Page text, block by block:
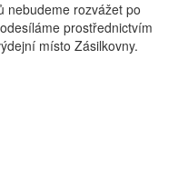
online, Čerstvé potraviny
a okolí doprava zdarma.
nebudeme rozvážet po
prostřednictvím
místo Zásilkovny.